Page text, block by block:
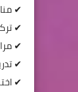
✔
✔
✔
✔
✔